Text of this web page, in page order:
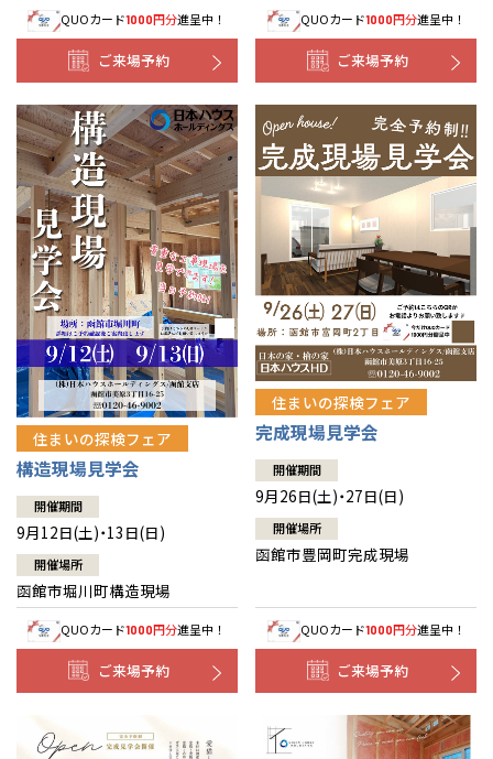
事業部紹介
木材調達指針
グループ会社紹介
CMギャラリー
採用情報
QUOカード1000円分進呈中！
ご来場予約
QUOカード1000円分進呈中！
ご来場予約
住まいの探検フェア
構造現場見学会
開催期間
9月12日(土)・13日(日)
開催場所
函館市堀川町構造現場
QUOカード1000円分進呈中！
ご来場予約
住まいの探検フェア
完成現場見学会
開催期間
9月26日(土)・27日(日)
開催場所
函館市豊岡町完成現場
QUOカード1000円分進呈中！
ご来場予約